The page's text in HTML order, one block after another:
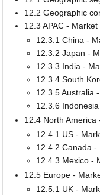
12.2 Geographic
12.3 APAC -
12.3.1 China -
12.3.2 Japan -
12.3.3 India -
12.3.4 South
12.3.5 Australia
12.3.6
12.4 North
12.4.1 US -
12.4.2 Canada
12.4.3 Mexico -
12.5 Europe -
12.5.1 UK -